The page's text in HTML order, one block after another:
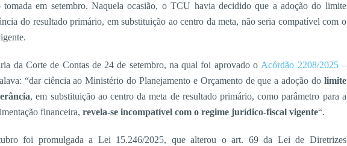
tomada em setembro. Naquela ocasião, o TCU havia decidido que a adoção do limite
do resultado primário, em substituição ao centro da meta, não seria compatível com o
da Corte de Contas de 24 de setembro, na qual foi aprovado o Acórdão 2208/2025 –
“dar ciência ao Ministério do Planejamento e Orçamento de que a adoção do limite
, em substituição ao centro da meta de resultado primário, como parâmetro para a
financeira,revela-se incompatível com o regime jurídico-fiscal vigente“.
foi promulgada a Lei 15.246/2025, que alterou o art. 69 da Lei de Diretrizes